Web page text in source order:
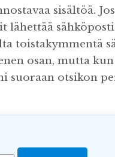
sisältöä.
lähettää
toistakymmentä
osan, mutta
suoraan otsikon